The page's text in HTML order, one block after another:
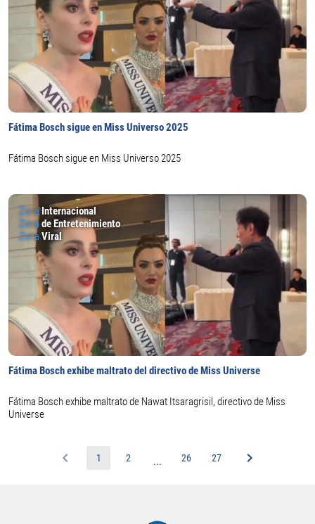
Fátima Bosch sigue en Miss Universo 2025
Fátima Bosch sigue en Miss Universo 2025
ZonaInternacional
Zona de Entretenimiento
Zona Viral
Fátima Bosch exhibe maltrato del directivo de Miss Universe
Fátima Bosch exhibe maltrato de Nawat Itsaragrisil, directivo de Miss
Universe
1 2 ... 26 27